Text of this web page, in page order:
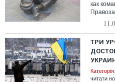
как
гранты
ТРИ
Категорія:
читати